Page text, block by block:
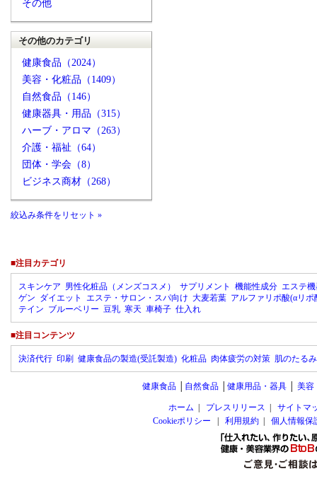
その他
その他のカテゴリ
健康食品（2024）
美容・化粧品（1409）
自然食品（146）
健康器具・用品（315）
ハーブ・アロマ（263）
介護・福祉（64）
団体・学会（8）
ビジネス商材（268）
絞込み条件をリセット »
■注目カテゴリ
スキンケア 男性化粧品（メンズコスメ） サプリメント 機能性成分 エステ
ゲン ダイエット エステ・サロン・スパ向け 大麦若葉 アルファリポ酸(αリポ
テイン ブルーベリー 豆乳 寒天 車椅子 仕入れ
■注目コンテンツ
決済代行 印刷 健康食品の製造(受託製造) 化粧品 肉体疲労の対策 肌のたる
健康食品│ 自然食品│ 健康用品・器具│ 美容
ホーム プレスリリース
サイトマ
Cookieポリシー
利用規約| 個人情報保